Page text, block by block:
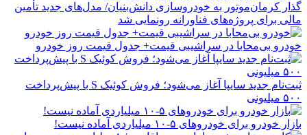
گذار کرمان‌موتور به خودروسازی دانش‌بنیان/ مدل‌های جدید تأمین
مالی برای پروژه‌های فناورانه رونمایی شد
خودرو بی‌محابا در سراشیبی قیمت+ جدول قیمت روز خودرو
ثبت‌نام جدید سایپا آغاز می‌شود؛ فروش کوئیک S با پیش‌پرداخت
۵۰۰ میلیونی
بازار خودرو برای خودروهای ۵-۱۰ میلیاردی آماده نیست!